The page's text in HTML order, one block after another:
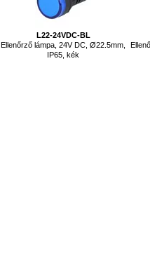
L22-24VDC-BL
Ellenőrző lámpa, 24V DC, Ø22.5mm,
IP65, kék